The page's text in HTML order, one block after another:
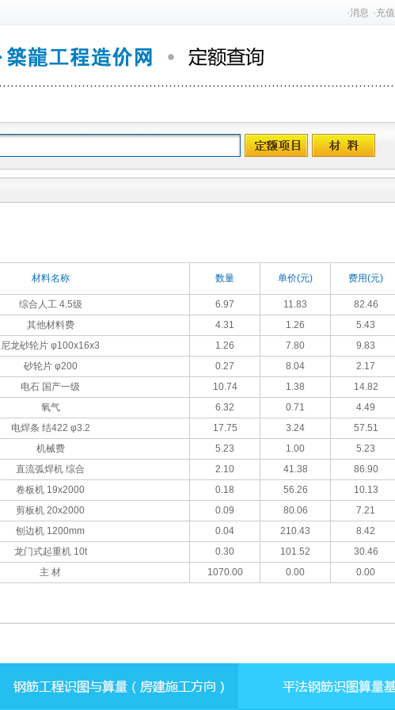
·消息 ·充值
材料名称 数量 单价(元) 费用(元)
综合人工 4.5级 6.97 11.83 82.46
其他材料费 4.31 1.26 5.43
尼龙砂轮片 φ100x16x3 1.26 7.80 9.83
砂轮片 φ200 0.27 8.04 2.17
电石 国产一级 10.74 1.38 14.82
氧气 6.32 0.71 4.49
电焊条 结422 φ3.2 17.75 3.24 57.51
机械费 5.23 1.00 5.23
直流弧焊机 综合 2.10 41.38 86.90
卷板机 19x2000 0.18 56.26 10.13
剪板机 20x2000 0.09 80.06 7.21
刨边机 1200mm 0.04 210.43 8.42
龙门式起重机 10t 0.30 101.52 30.46
主 材 1070.00 0.00 0.00